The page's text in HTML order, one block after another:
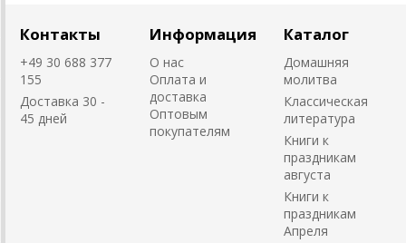
Контакты
+49 30 688 377
155
Доставка 30 -
45 дней
Информация
О нас
Оплата и
доставка
Оптовым
покупателям
Каталог
Домашняя
молитва
Классическая
литература
Книги к
праздникам
августа
Книги к
праздникам
Апреля